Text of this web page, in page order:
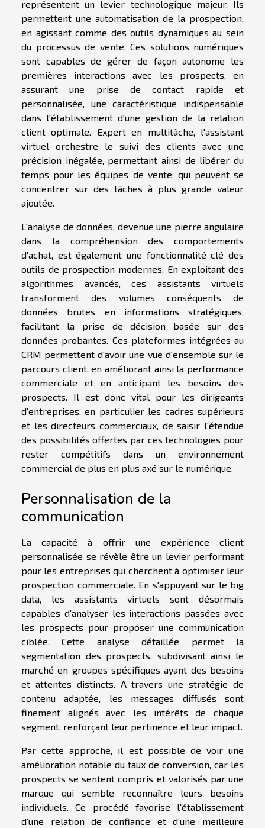
représentent un levier technologique majeur. Ils
permettent une automatisation de la prospection,
en agissant comme des outils dynamiques au sein
du processus de vente. Ces solutions numériques
sont capables de gérer de façon autonome les
premières interactions avec les prospects, en
assurant une prise de contact rapide et
personnalisée, une caractéristique indispensable
dans l'établissement d'une gestion de la relation
client optimale. Expert en multitâche, l'assistant
virtuel orchestre le suivi des clients avec une
précision inégalée, permettant ainsi de libérer du
temps pour les équipes de vente, qui peuvent se
concentrer sur des tâches à plus grande valeur
ajoutée.
L'analyse de données, devenue une pierre angulaire
dans la compréhension des comportements
d'achat, est également une fonctionnalité clé des
outils de prospection modernes. En exploitant des
algorithmes avancés, ces assistants virtuels
transforment des volumes conséquents de
données brutes en informations stratégiques,
facilitant la prise de décision basée sur des
données probantes. Ces plateformes intégrées au
CRM permettent d'avoir une vue d'ensemble sur le
parcours client, en améliorant ainsi la performance
commerciale et en anticipant les besoins des
prospects. Il est donc vital pour les dirigeants
d'entreprises, en particulier les cadres supérieurs
et les directeurs commerciaux, de saisir l'étendue
des possibilités offertes par ces technologies pour
rester compétitifs dans un environnement
commercial de plus en plus axé sur le numérique.
Personnalisation de la
communication
La capacité à offrir une expérience client
personnalisée se révèle être un levier performant
pour les entreprises qui cherchent à optimiser leur
prospection commerciale. En s'appuyant sur le big
data, les assistants virtuels sont désormais
capables d'analyser les interactions passées avec
les prospects pour proposer une communication
ciblée. Cette analyse détaillée permet la
segmentation des prospects, subdivisant ainsi le
marché en groupes spécifiques ayant des besoins
et attentes distincts. A travers une stratégie de
contenu adaptée, les messages diffusés sont
finement alignés avec les intérêts de chaque
segment, renforçant leur pertinence et leur impact.
Par cette approche, il est possible de voir une
amélioration notable du taux de conversion, car les
prospects se sentent compris et valorisés par une
marque qui semble reconnaître leurs besoins
individuels. Ce procédé favorise l'établissement
d'une relation de confiance et d'une meilleure